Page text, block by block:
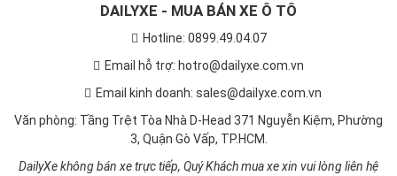
DAILYXE - MUA BÁN XE Ô TÔ
Hotline: 0899.49.04.07
Email hỗ trợ: hotro@dailyxe.com.vn
Email kinh doanh: sales@dailyxe.com.vn
Văn phòng: Tầng Trệt Tòa Nhà D-Head 371 Nguyễn Kiệm, Phường
3, Quận Gò Vấp, TP.HCM.
DailyXe không bán xe trực tiếp, Quý Khách mua xe xin vui lòng liên hệ